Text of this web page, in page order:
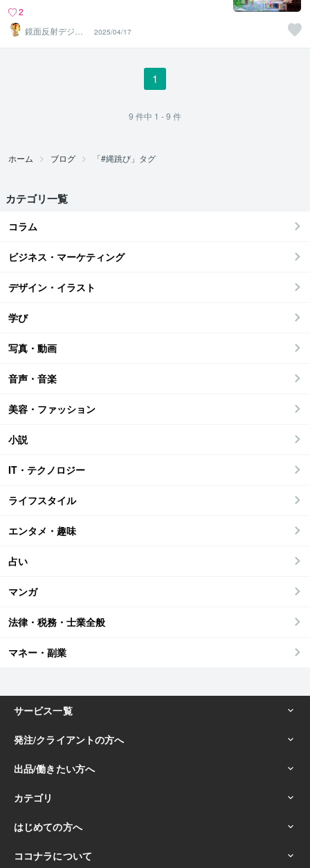
2
鏡面反射デジタ
ルアート製作所
（鈴木穣）
2025/04/17
1
9 件中 1 - 9 件
ホーム ブログ 「#縄跳び」タグ
カテゴリ一覧
コラム
ビジネス・マーケティング
デザイン・イラスト
学び
写真・動画
音声・音楽
美容・ファッション
小説
IT・テクノロジー
ライフスタイル
エンタメ・趣味
占い
マンガ
法律・税務・士業全般
マネー・副業